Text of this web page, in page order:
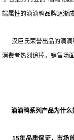
端属性的滴滴鸭品牌逐渐
汉臣氏荣誉出品的滴滴
消费者热烈追捧，销售场
滴滴鸭系列产品为什么
15年品质保证，市场